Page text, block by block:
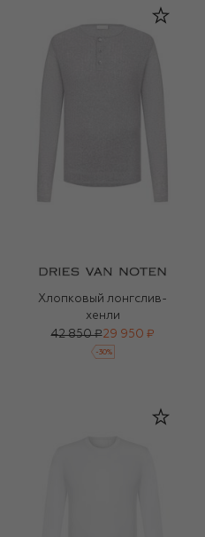
Хлопковый лонгслив-
хенли
42 850 ₽29 950 ₽
-30%